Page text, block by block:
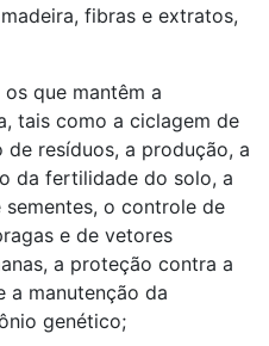
fibras e extratos,
que mantêm a
tais como a ciclagem de
resíduos, a produção, a
da fertilidade do solo, a
o controle de
e de vetores
a proteção contra a
a manutenção da
genético;